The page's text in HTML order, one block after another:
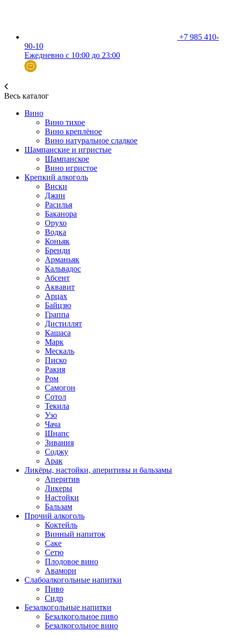
+7 985 410-
90-10
Ежедневно с 10:00 до 23:00
Весь каталог
Вино
Вино тихое
Вино креплёное
Вино натуральное сладкое
Шампанские и игристые
Шампанское
Вино игристое
Крепкий алкоголь
Виски
Джин
Расилья
Баканора
Орухо
Водка
Коньяк
Бренди
Арманьяк
Кальвадос
Абсент
Аквавит
Арцах
Байцзю
Граппа
Дистиллят
Кашаса
Марк
Мескаль
Писко
Ракия
Ром
Самогон
Сотол
Текила
Узо
Чача
Шнапс
Зивания
Соджу
Арак
Ликёры, настойки, аперитивы и бальзамы
Аперитив
Ликеры
Настойки
Бальзам
Прочий алкоголь
Коктейль
Винный напиток
Саке
Сетю
Плодовое вино
Авамори
Слабоалкогольные напитки
Пиво
Сидр
Безалкогольные напитки
Безалкогольное пиво
Безалкогольное вино